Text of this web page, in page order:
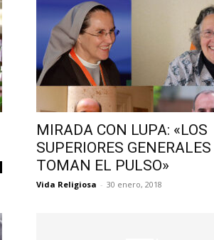
MIRADA CON LUPA: «LOS
SUPERIORES
TOMAN EL PULSO»
Vida Religiosa - 30 enero, 2018